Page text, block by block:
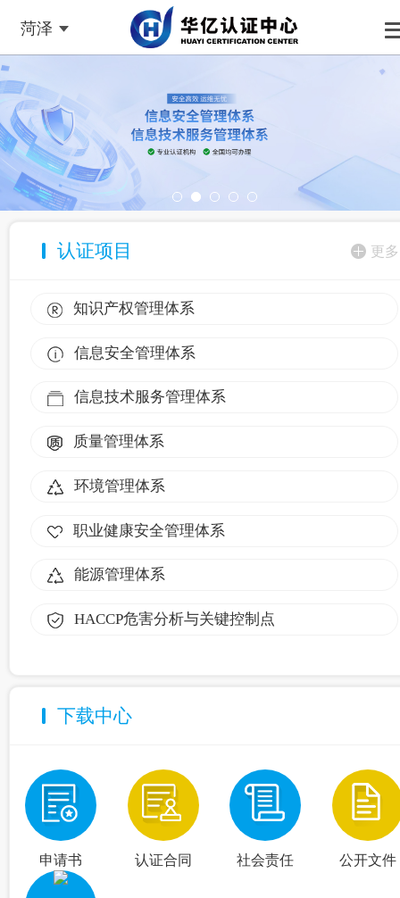
菏泽
认证项目 更多
知识产权管理体系
信息安全管理体系
信息技术服务管理体系
质量管理体系
环境管理体系
职业健康安全管理体系
能源管理体系
HACCP危害分析与关键控制点
下载中心
申请书 认证合同 社会责任 公开文件